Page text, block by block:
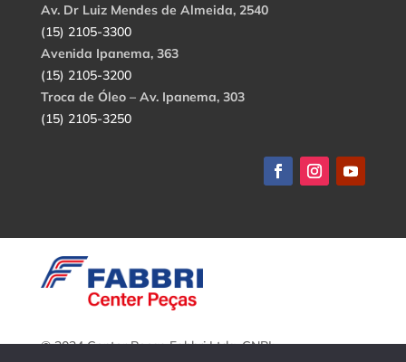
Av. Dr Luiz Mendes de Almeida, 2540
(15) 2105-3300
Avenida Ipanema, 363
(15) 2105-3200
Troca de Óleo – Av. Ipanema, 303
(15) 2105-3250
© 2024 Center Peças Fabbri Ltda. CNPJ: